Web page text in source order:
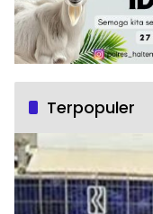
Terpopuler